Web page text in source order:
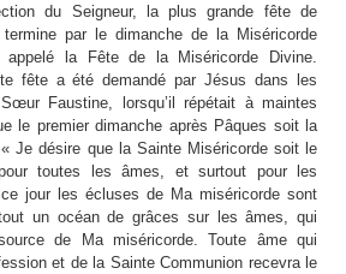
du Seigneur, la plus grande fête de
termine par le dimanche de la Miséricorde
appelé la Fête de la Miséricorde Divine.
fête a été demandé par Jésus dans les
Faustine, lorsqu’il répétait à maintes
le premier dimanche après Pâques soit la
Je désire que la Sainte Miséricorde soit le
toutes les âmes, et surtout pour les
jour les écluses de Ma miséricorde sont
un océan de grâces sur les âmes, qui
de Ma miséricorde. Toute âme qui
et de la Sainte Communion recevra le